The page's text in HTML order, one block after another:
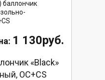
1 130руб.
«Black»
ОC+CS